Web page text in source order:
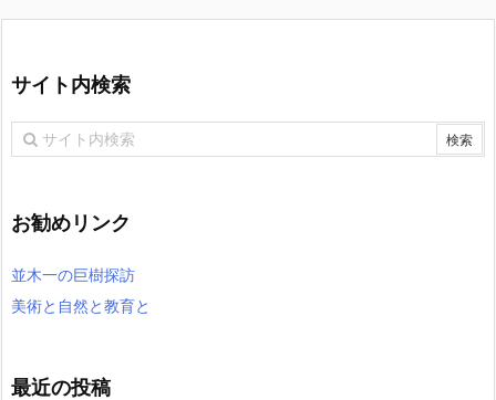
サイト内検索
お勧めリンク
並木一の巨樹探訪
美術と自然と教育と
最近の投稿